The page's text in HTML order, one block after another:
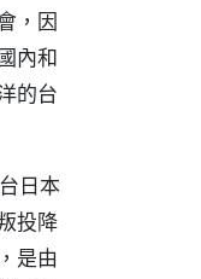
，因
內和
的台
日本
投降
是由